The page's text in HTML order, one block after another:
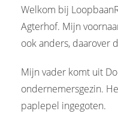
Welkom bij
Agterhof. Mijn
ook anders, daarover
Mijn vader komt uit
ondernemersgezin.
paplepel ingegoten.